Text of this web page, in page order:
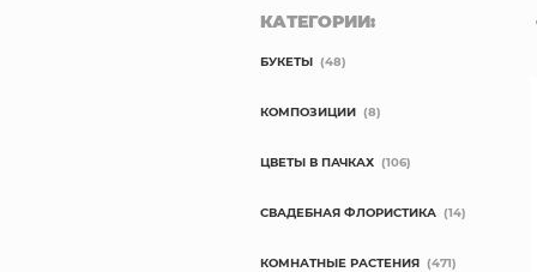
КАТЕГОРИИ:
БУКЕТЫ (48)
КОМПОЗИЦИИ (8)
ЦВЕТЫ В ПАЧКАХ (106)
СВАДЕБНАЯ ФЛОРИСТИКА (14)
КОМНАТНЫЕ РАСТЕНИЯ (471)